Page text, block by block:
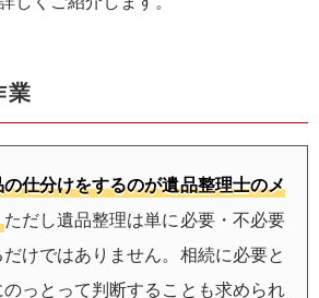
業
仕分けをするのが遺品整理士のメ
ただし遺品整理は単に必要・不必要
けではありません。相続に必要と
っとって判断することも求められ